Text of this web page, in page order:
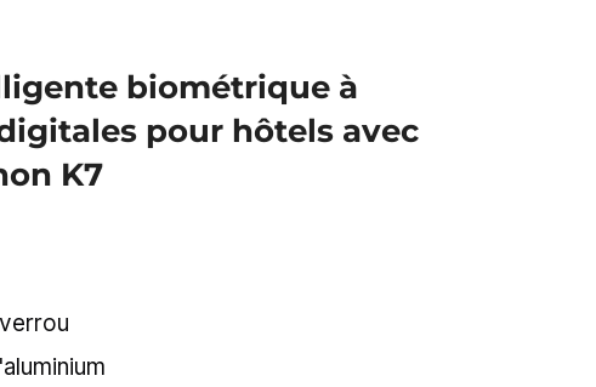
biométrique à
pour hôtels avec
K7